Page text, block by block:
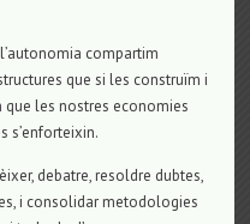
compartim
que si les construïm i
les nostres economies
s’enforteixin.
debatre, resoldre dubtes,
i consolidar metodologies